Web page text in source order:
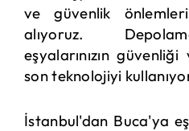
ve güvenlik
alıyoruz.
eşyalarınızın
son teknolojiyi
İstanbul'dan Buca'ya